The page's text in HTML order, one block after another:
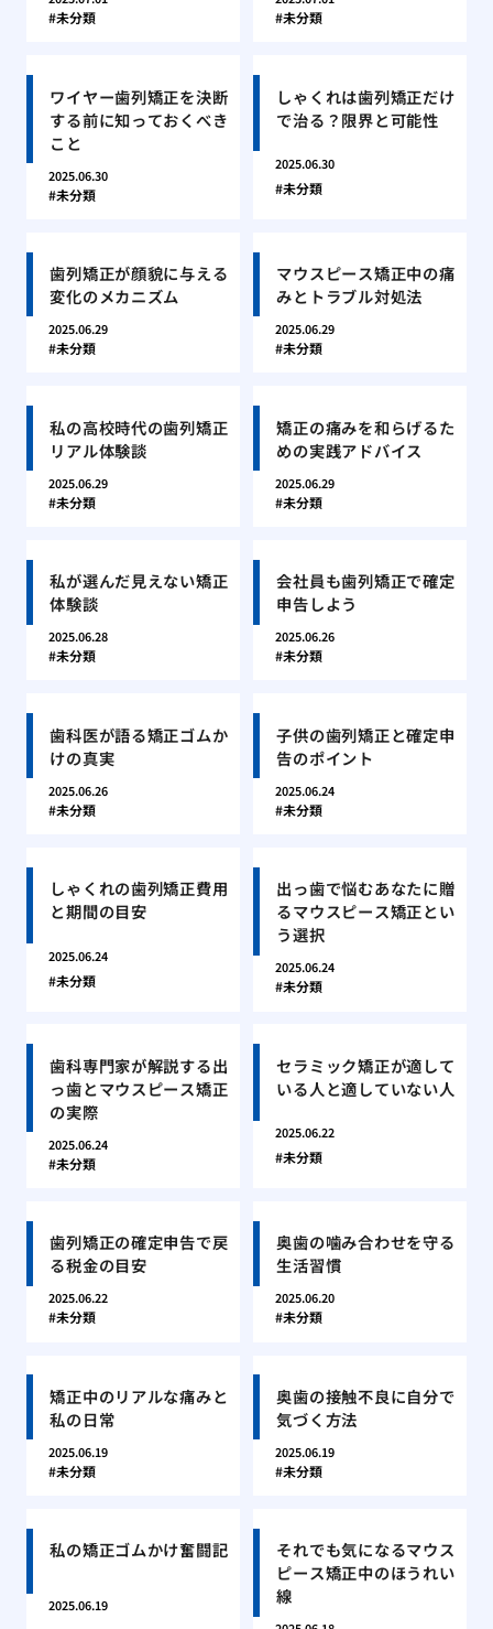
未分類 未分類
ワイヤー歯列矯正を決断
する前に知っておくべき
こと
2025.06.30
未分類
しゃくれは歯列矯正だけ
で治る？限界と可能性
2025.06.30
未分類
歯列矯正が顔貌に与える
変化のメカニズム
2025.06.29
未分類
マウスピース矯正中の痛
みとトラブル対処法
2025.06.29
未分類
私の高校時代の歯列矯正
リアル体験談
2025.06.29
未分類
矯正の痛みを和らげるた
めの実践アドバイス
2025.06.29
未分類
私が選んだ見えない矯正
体験談
2025.06.28
未分類
会社員も歯列矯正で確定
申告しよう
2025.06.26
未分類
歯科医が語る矯正ゴムか
けの真実
2025.06.26
未分類
子供の歯列矯正と確定申
告のポイント
2025.06.24
未分類
しゃくれの歯列矯正費用
と期間の目安
2025.06.24
未分類
出っ歯で悩むあなたに贈
るマウスピース矯正とい
う選択
2025.06.24
未分類
歯科専門家が解説する出
っ歯とマウスピース矯正
の実際
2025.06.24
未分類
セラミック矯正が適して
いる人と適していない人
2025.06.22
未分類
歯列矯正の確定申告で戻
る税金の目安
2025.06.22
未分類
奥歯の噛み合わせを守る
生活習慣
2025.06.20
未分類
矯正中のリアルな痛みと
私の日常
2025.06.19
未分類
奥歯の接触不良に自分で
気づく方法
2025.06.19
未分類
私の矯正ゴムかけ奮闘記
2025.06.19
それでも気になるマウス
ピース矯正中のほうれい
線